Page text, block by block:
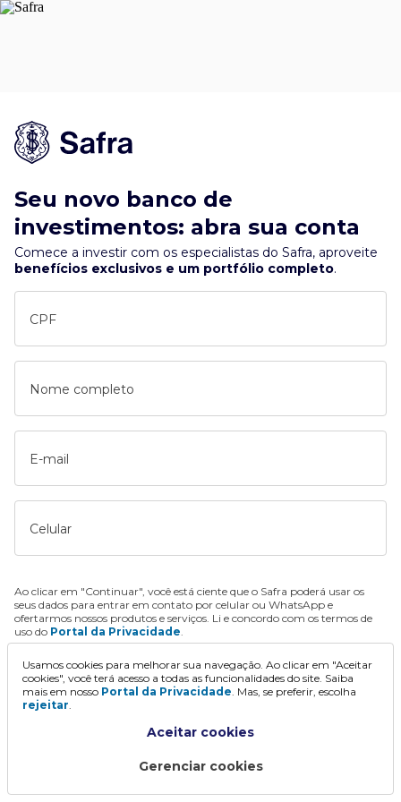
Seu novo banco de
investimentos: abra sua conta
Comece a investir com os especialistas do Safra, aproveite
benefícios exclusivos e um portfólio completo.
CPF
Nome completo
E-mail
Celular
Ao clicar em "Continuar", você está ciente que o Safra poderá usar os
seus dados para entrar em contato por celular ou WhatsApp e
ofertarmos nossos produtos e serviços. Li e concordo com os termos de
uso do Portal da Privacidade.
Continuar
Usamos cookies para melhorar sua navegação. Ao clicar em "Aceitar
cookies", você terá acesso a todas as funcionalidades do site. Saiba
mais em nosso Portal da Privacidade. Mas, se preferir, escolha
rejeitar.
Aceitar cookies
Gerenciar cookies